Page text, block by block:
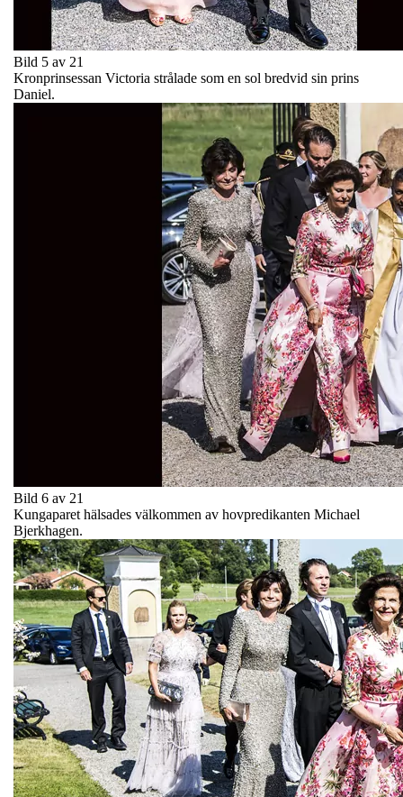
Bild 5 av 21
Kronprinsessan Victoria strålade som en sol bredvid sin prins
Daniel.
Bild 6 av 21
Kungaparet hälsades välkommen av hovpredikanten Michael
Bjerkhagen.